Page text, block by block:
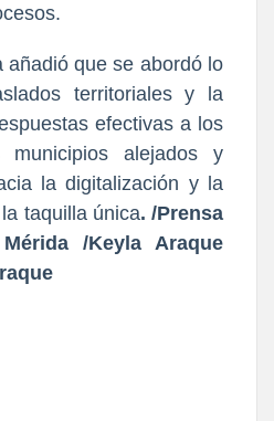
añadió que se abordó lo
territoriales y la
efectivas a los
municipios alejados y
la digitalización y la
taquilla única. /Prensa
/Keyla Araque